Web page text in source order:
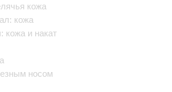
кожа
кожа
и накат
носом